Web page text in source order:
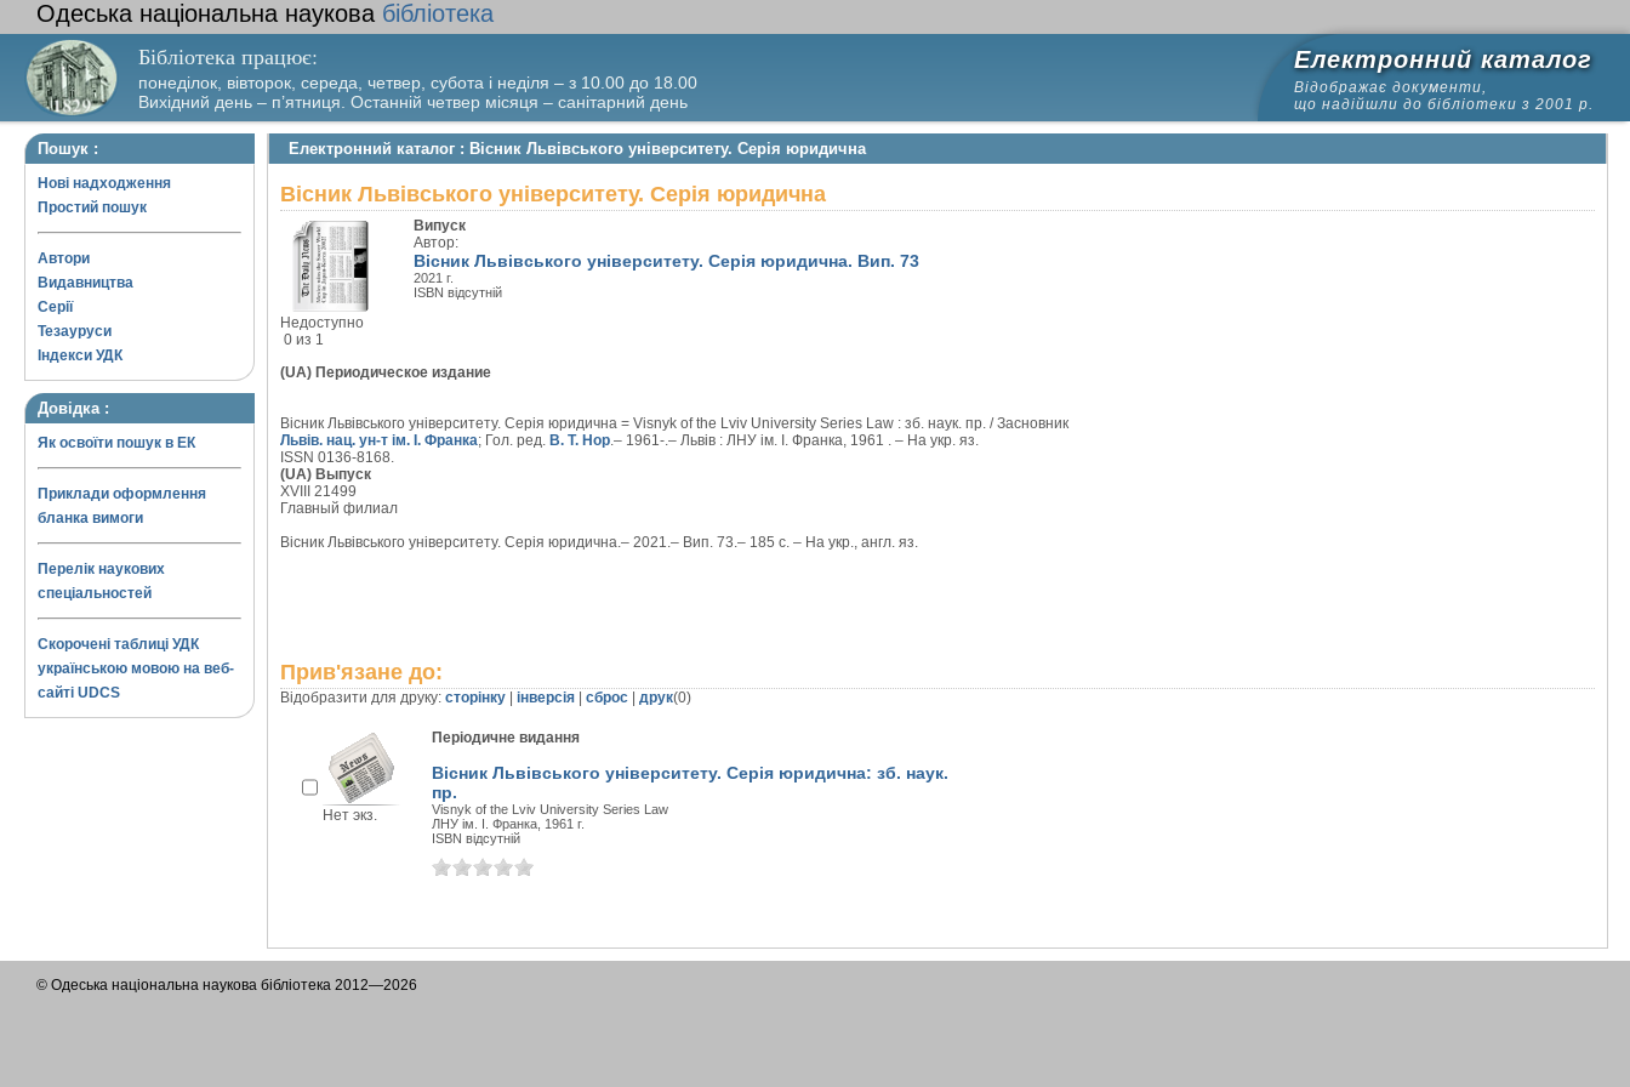
Одеська національна наукова бібліотека
Бібліотека працює:
понеділок, вівторок, середа, четвер, субота і неділя – з 10.00 до 18.00
Вихідний день – п’ятниця. Останній четвер місяця – санітарний день
Електронний каталог
Відображає документи,
що надійшли до бібліотеки з 2001 р.
Пошук :
Нові надходження
Простий пошук
Автори
Видавництва
Серії
Тезауруси
Індекси УДК
Довідка :
Як освоїти пошук в ЕК
Приклади оформлення
бланка вимоги
Перелік наукових
спеціальностей
Скорочені таблиці УДК
українською мовою на веб-
сайті UDCS
Електронний каталог : Вісник Львівського університету. Серія юридична
Вісник Львівського університету. Серія юридична
Недоступно
0 из 1
Випуск
Автор:
Вісник Львівського університету. Серія юридична. Вип. 73
2021 г.
ISBN відсутній
(UA) Периодическое издание
Вісник Львівського університету. Серія юридична = Visnyk of the Lviv University Series Law : зб. наук. пр. / Засновник
Львів. нац. ун-т ім. І. Франка; Гол. ред. В. Т. Нор.– 1961-.– Львів : ЛНУ ім. І. Франка, 1961 . – На укр. яз.
ISSN 0136-8168.
(UA) Выпуск
XVIII 21499
Главный филиал
Вісник Львівського університету. Серія юридична.– 2021.– Вип. 73.– 185 с. – На укр., англ. яз.
Прив'язане до:
Відобразити для друку: сторінку інверсія сброс друк(0)
Нет экз.
Періодичне видання
Вісник Львівського університету. Серія юридична: зб. наук.
пр.
Visnyk of the Lviv University Series Law
ЛНУ ім. І. Франка, 1961 г.
ISBN відсутній
© Одеська національна наукова бібліотека 2012—2026